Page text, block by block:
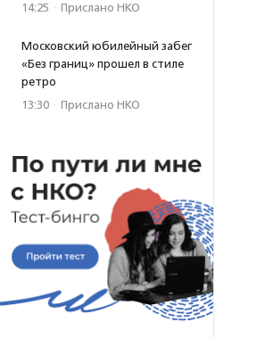
14:25 · Прислано НКО
Московский юбилейный забег
«Без границ» прошел в стиле
ретро
13:30 · Прислано НКО